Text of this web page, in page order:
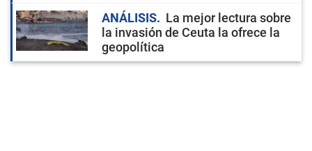
ANÁLISIS
La mejor lectura sobre
la invasión de Ceuta la ofrece la
geopolítica